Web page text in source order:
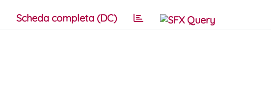
Scheda completa (DC)